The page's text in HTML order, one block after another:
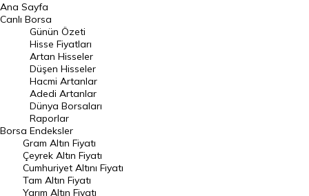
BIST 100 Hisseleri
En Çok Artan Hisseler
En Çok Düşen Hisseler
Hacmi Artanlar
Geçmiş Kapanışlar
Dünya Borsaları
Raporlar
Endeksler
Ana Sayfa
Canlı Borsa
Borsa
Günün Özeti
Hisse Fiyatları
Artan Hisseler
Düşen Hisseler
Hacmi Artanlar
Adedi Artanlar
Dünya Borsaları
Raporlar
Endeksler
Gram Altın Fiyatı
Çeyrek Altın Fiyatı
Cumhuriyet Altını Fiyatı
Tam Altın Fiyatı
Yarım Altın Fiyatı